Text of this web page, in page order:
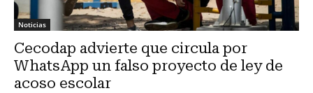
Noticias
Cecodap advierte que circula por
WhatsApp un falso proyecto de ley de
acoso escolar